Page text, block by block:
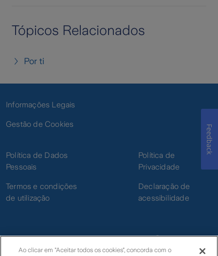
Tópicos Relacionados
Por ti
Informações Legais
Gestão de Cookies
Política de Dados
Pessoais
Termos e condições
de utilização
Política de
Privacidade
Declaração de
acessibilidade
Feedback
Ao clicar em "Aceitar todos os cookies", concorda com o